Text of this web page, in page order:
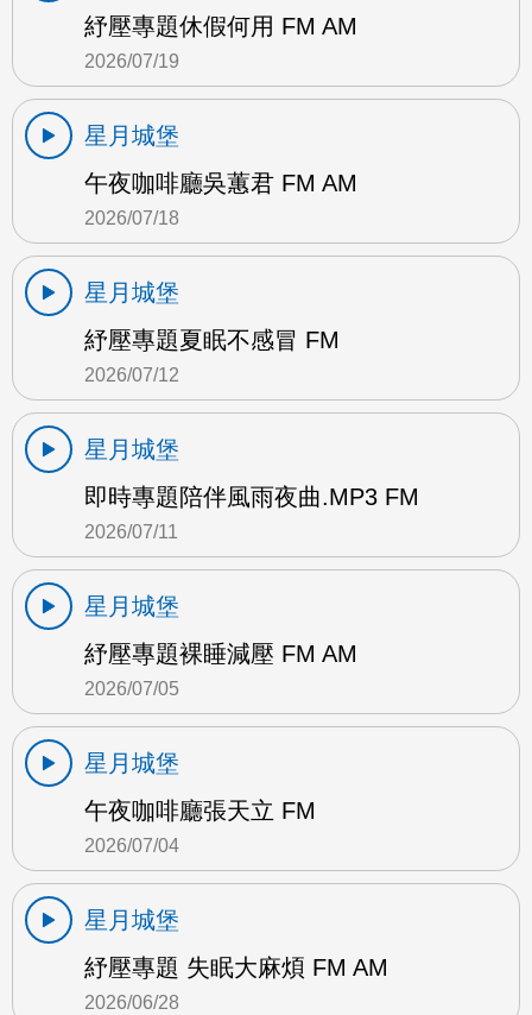
紓壓專題休假何用 FM AM
2026/07/19
星月城堡
午夜咖啡廳吳蕙君 FM AM
2026/07/18
星月城堡
紓壓專題夏眠不感冒 FM
2026/07/12
星月城堡
即時專題陪伴風雨夜曲.MP3 FM
2026/07/11
星月城堡
紓壓專題裸睡減壓 FM AM
2026/07/05
星月城堡
午夜咖啡廳張天立 FM
2026/07/04
星月城堡
紓壓專題 失眠大麻煩 FM AM
2026/06/28